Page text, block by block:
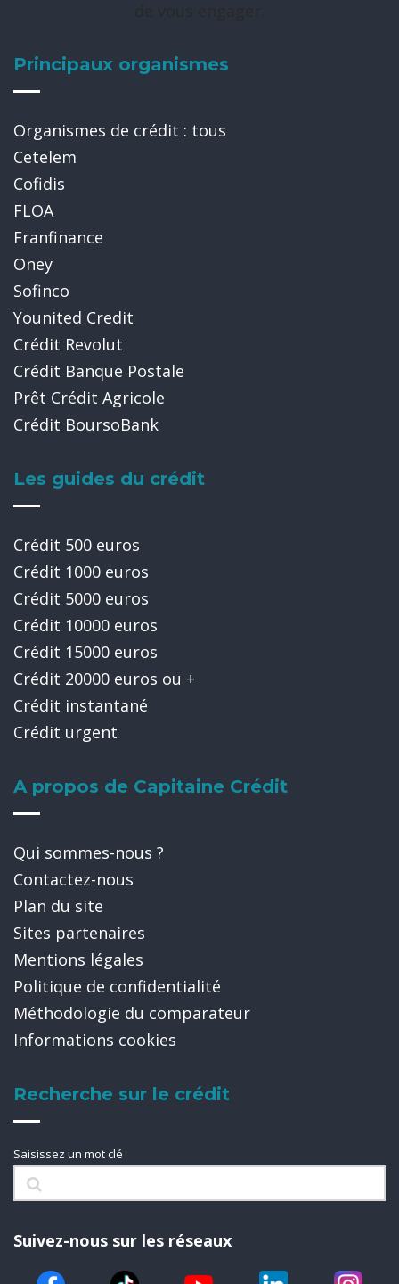
Principaux organismes
Organismes de crédit : tous
Cetelem
Cofidis
FLOA
Franfinance
Oney
Sofinco
Younited Credit
Crédit Revolut
Crédit Banque Postale
Prêt Crédit Agricole
Crédit BoursoBank
Les guides du crédit
Crédit 500 euros
Crédit 1000 euros
Crédit 5000 euros
Crédit 10000 euros
Crédit 15000 euros
Crédit 20000 euros ou +
Crédit instantané
Crédit urgent
A propos de Capitaine Crédit
Qui sommes-nous ?
Contactez-nous
Plan du site
Sites partenaires
Mentions légales
Politique de confidentialité
Méthodologie du comparateur
Informations cookies
Recherche sur le crédit
Saisissez un mot clé
Suivez-nous sur les réseaux